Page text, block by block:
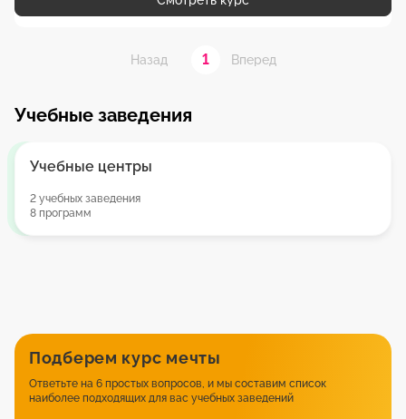
Назад 1 Вперед
Учебные заведения
Учебные центры
2 учебных заведения
8 программ
Подберем курс мечты
Ответьте на 6 простых вопросов, и мы составим список
наиболее подходящих для вас учебных заведений